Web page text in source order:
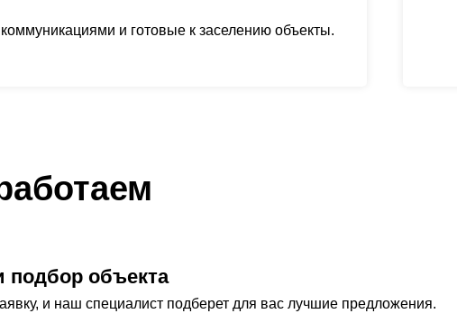
коммуникациями и готовые к заселению объекты.
подбор объекта
и наш специалист подберет для вас лучшие предложения.